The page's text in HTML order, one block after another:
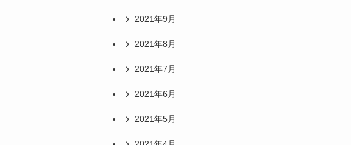
2021年9月
2021年8月
2021年7月
2021年6月
2021年5月